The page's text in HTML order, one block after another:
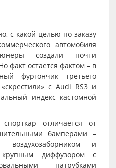
с какой целью по заказу
автомобиля
создали почти
факт остается фактом – в
фургончик третьего
с Audi RS3 и
индекс кастомной
отличается от
бамперами –
и
диффузором с
патрубками